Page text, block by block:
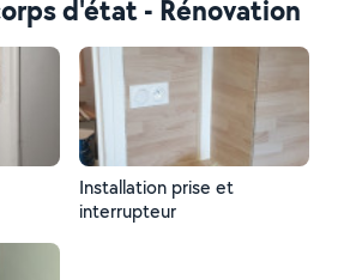
d'état - Rénovation
Installation prise et
interrupteur